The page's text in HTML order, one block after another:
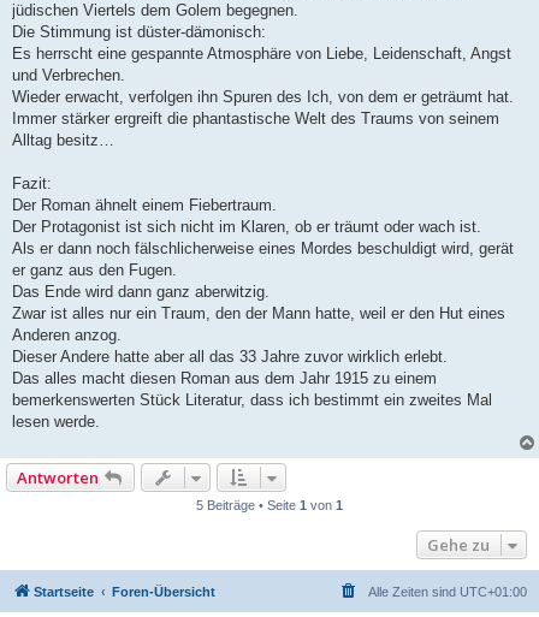
jüdischen Viertels dem Golem begegnen.
Die Stimmung ist düster-dämonisch:
Es herrscht eine gespannte Atmosphäre von Liebe, Leidenschaft, Angst
und Verbrechen.
Wieder erwacht, verfolgen ihn Spuren des Ich, von dem er geträumt hat.
Immer stärker ergreift die phantastische Welt des Traums von seinem
Alltag besitz…
Fazit:
Der Roman ähnelt einem Fiebertraum.
Der Protagonist ist sich nicht im Klaren, ob er träumt oder wach ist.
Als er dann noch fälschlicherweise eines Mordes beschuldigt wird, gerät
er ganz aus den Fugen.
Das Ende wird dann ganz aberwitzig.
Zwar ist alles nur ein Traum, den der Mann hatte, weil er den Hut eines
Anderen anzog.
Dieser Andere hatte aber all das 33 Jahre zuvor wirklich erlebt.
Das alles macht diesen Roman aus dem Jahr 1915 zu einem
bemerkenswerten Stück Literatur, dass ich bestimmt ein zweites Mal
lesen werde.
Antworten
5 Beiträge • Seite 1 von 1
Gehe zu
Startseite Foren-Übersicht Alle Zeiten sind UTC+01:00